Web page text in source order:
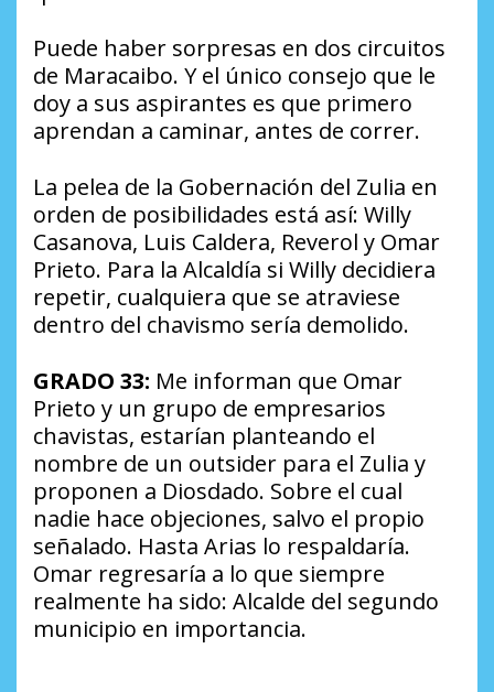
Puede haber sorpresas en dos circuitos
de Maracaibo. Y el único consejo que le
doy a sus aspirantes es que primero
aprendan a caminar, antes de correr.
La pelea de la Gobernación del Zulia en
orden de posibilidades está así: Willy
Casanova, Luis Caldera, Reverol y Omar
Prieto. Para la Alcaldía si Willy decidiera
repetir, cualquiera que se atraviese
dentro del chavismo sería demolido.
GRADO 33: Me informan que Omar
Prieto y un grupo de empresarios
chavistas, estarían planteando el
nombre de un outsider para el Zulia y
proponen a Diosdado. Sobre el cual
nadie hace objeciones, salvo el propio
señalado. Hasta Arias lo respaldaría.
Omar regresaría a lo que siempre
realmente ha sido: Alcalde del segundo
municipio en importancia.